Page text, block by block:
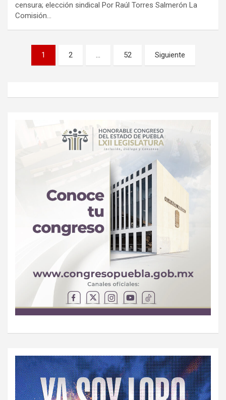
censura; elección sindical Por Raúl Torres Salmerón La
Comisión…
Paginación
1 2 … 52 Siguiente